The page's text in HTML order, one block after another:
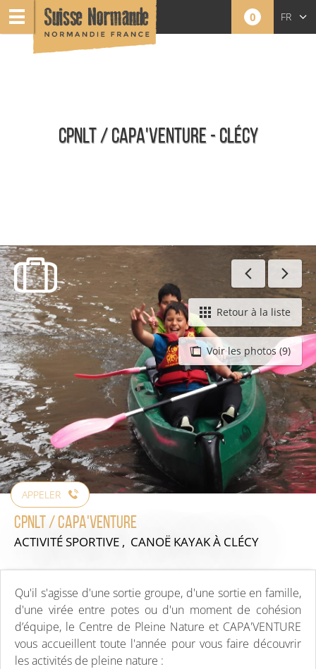
0 FR
CPNLT / CAPA'VENTURE - CLÉCY
Toute l'offre Sports Nature
Voir les photos (9)
Retour à la liste
APPELER
CPNLT / CAPA'VENTURE
ACTIVITÉ SPORTIVE , CANOË KAYAKÀ CLÉCY
Qu'il s'agisse d'une sortie groupe, d'une sortie en famille,
d'une virée entre potes ou d'un moment de cohésion
d’équipe, le Centre de Pleine Nature et CAPA'VENTURE
vous accueillent toute l'année pour vous faire découvrir
les activités de pleine nature :